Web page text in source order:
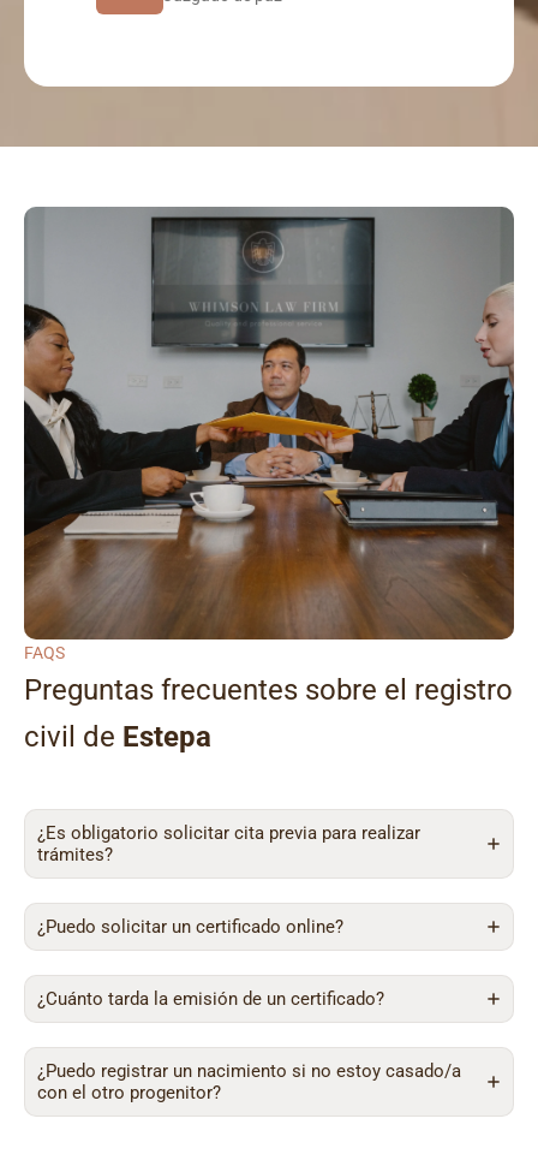
FAQS
Preguntas frecuentes sobre el registro
civil de Estepa
¿Es obligatorio solicitar cita previa para realizar
trámites?
¿Puedo solicitar un certificado online?
¿Cuánto tarda la emisión de un certificado?
¿Puedo registrar un nacimiento si no estoy casado/a
con el otro progenitor?